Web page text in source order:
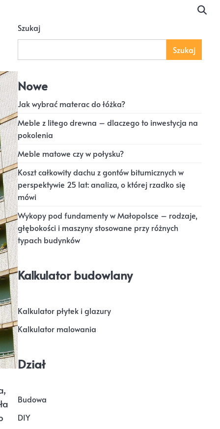
Szukaj
Szukaj
Nowe
Jak wybrać materac do łóżka?
Meble z litego drewna – dlaczego to inwestycja na
pokolenia
Meble matowe czy w połysku?
Koszt całkowity dachu z gontów bitumicznych w
perspektywie 25 lat: analiza, o której rzadko się
mówi
Wykopy pod fundamenty w Małopolsce – rodzaje,
głębokości i maszyny stosowane przy różnych
typach budynków
Kalkulator budowlany
Kalkulator płytek i glazury
Kalkulator malowania
Dział
Budowa
DIY